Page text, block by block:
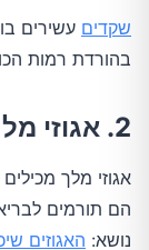
שקדים
בהורדת רמות
2. אגוזי מלך
נושא: